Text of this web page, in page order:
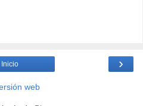
›
Inicio
web